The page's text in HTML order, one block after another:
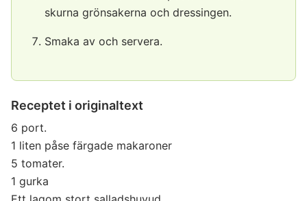
skurna grönsakerna och dressingen.
Smaka av och servera.
Receptet i originaltext
6 port.
1 liten påse färgade makaroner
5 tomater.
1 gurka